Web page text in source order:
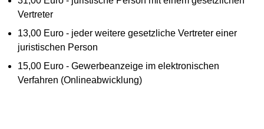
Vertreter
13,00 Euro - jeder weitere gesetzliche Vertreter einer
juristischen Person
15,00 Euro - Gewerbeanzeige im elektronischen
Verfahren (Onlineabwicklung)